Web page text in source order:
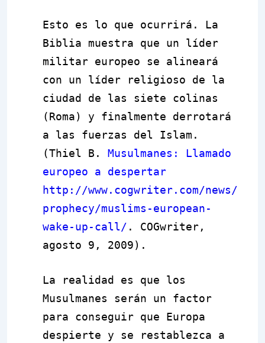
Esto es lo que ocurrirá. La
Biblia muestra que un líder
militar europeo se alineará
con un líder religioso de la
ciudad de las siete colinas
(Roma) y finalmente derrotará
a las fuerzas del Islam.
(Thiel B. Musulmanes: Llamado
europeo a despertar
http://www.cogwriter.com/news/
prophecy/muslims-european-
wake-up-call/ . COGwriter,
agosto 9, 2009).
La realidad es que los
Musulmanes serán un factor
para conseguir que Europa
despierte y se restablezca a